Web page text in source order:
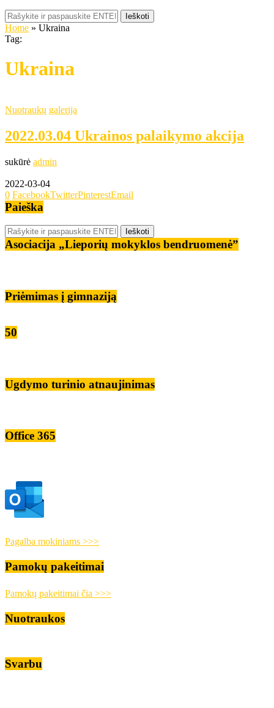
Ieškoti
Home » Ukraina
Tag:
Ukraina
Nuotraukų galerija
2022.03.04 Ukrainos palaikymo akcija
sukūrė admin
2022-03-04
0 FacebookTwitterPinterestEmail
Paieška
Asociacija „Lieporių mokyklos bendruomenė”
Priėmimas į gimnaziją
50
Ugdymo turinio atnaujinimas
Office 365
Pagalba mokiniams >>>
Pamokų pakeitimai
Pamokų pakeitimai čia >>>
Nuotraukos
Svarbu